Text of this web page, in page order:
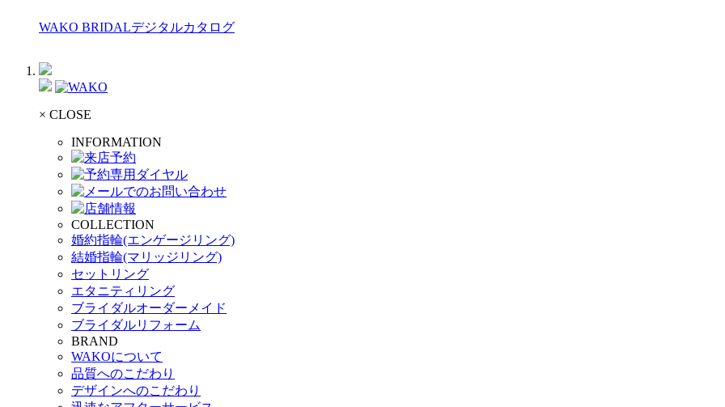
WAKO BRIDALデジタルカタログ
× CLOSE
INFORMATION
COLLECTION
婚約指輪(エンゲージリング)
結婚指輪(マリッジリング)
セットリング
エタニティリング
ブライダルオーダーメイド
ブライダルリフォーム
BRAND
WAKOについて
品質へのこだわり
デザインへのこだわり